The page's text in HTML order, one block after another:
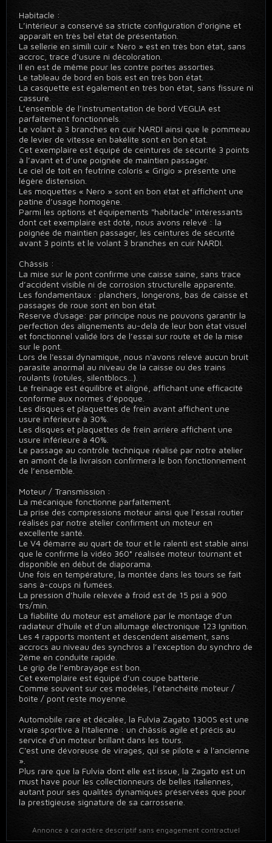
Habitacle :
L’intérieur a conservé sa stricte configuration d’origine et
apparaît en très bel état de présentation.
La sellerie en simili cuir « Nero » est en très bon état, sans
accroc, trace d’usure ni décoloration.
Il en est de même pour les contre portes assorties.
Le tableau de bord en bois est en très bon état.
La casquette est également en très bon état, sans fissure ni
cassure.
L’ensemble de l’instrumentation de bord VEGLIA est
parfaitement fonctionnels.
Le volant à 3 branches en cuir NARDI ainsi que le pommeau
de levier de vitesse en bakélite sont en bon état.
Cet exemplaire est équipé de ceintures de sécurité 3 points
à l’avant et d’une poignée de maintien passager.
Le ciel de toit en feutrine coloris « Grigio » présente une
légère distension.
Les moquettes « Nero » sont en bon état et affichent une
patine d’usage homogène.
Parmi les options et équipements "habitacle" intéressants
dont cet exemplaire est doté, nous avons relevé : la
poignée de maintien passager, les ceintures de sécurité
avant 3 points et le volant 3 branches en cuir NARDI.
Châssis :
La mise sur le pont confirme une caisse saine, sans trace
d’accident visible ni de corrosion structurelle apparente.
Les fondamentaux : planchers, longerons, bas de caisse et
passages de roue sont en bon état.
Réserve d'usage: par principe nous ne pouvons garantir la
perfection des alignements au-delà de leur bon état visuel
et fonctionnel validé lors de l’essai sur route et de la mise
sur le pont.
Lors de l'essai dynamique, nous n'avons relevé aucun bruit
parasite anormal au niveau de la caisse ou des trains
roulants (rotules, silentblocs...).
Le freinage est équilibré et aligné, affichant une efficacité
conforme aux normes d’époque.
Les disques et plaquettes de frein avant affichent une
usure inférieure à 30%.
Les disques et plaquettes de frein arrière affichent une
usure inférieure à 40%.
Le passage au contrôle technique réalisé par notre atelier
en amont de la livraison confirmera le bon fonctionnement
de l’ensemble.
Moteur / Transmission :
La mécanique fonctionne parfaitement.
La prise des compressions moteur ainsi que l’essai routier
réalisés par notre atelier confirment un moteur en
excellente santé.
Le V4 démarre au quart de tour et le ralenti est stable ainsi
que le confirme la vidéo 360° réalisée moteur tournant et
disponible en début de diaporama.
Une fois en température, la montée dans les tours se fait
sans à-coups ni fumées.
La pression d’huile relevée à froid est de 15 psi à 900
trs/min.
La fiabilité du moteur est amélioré par le montage d’un
radiateur d’huile et d’un allumage électronique 123 Ignition.
Les 4 rapports montent et descendent aisément, sans
accrocs au niveau des synchros a l’exception du synchro de
2éme en conduite rapide.
Le grip de l’embrayage est bon.
Cet exemplaire est équipé d’un coupe batterie.
Comme souvent sur ces modèles, l’étanchéité moteur /
boite / pont reste moyenne.
Automobile rare et décalée, la Fulvia Zagato 1300S est une
vraie sportive à l'italienne : un châssis agile et précis au
service d'un moteur brillant dans les tours.
C'est une dévoreuse de virages, qui se pilote « à l'ancienne
».
Plus rare que la Fulvia dont elle est issue, la Zagato est un
must have pour les collectionneurs de belles italiennes,
autant pour ses qualités dynamiques préservées que pour
la prestigieuse signature de sa carrosserie.
Annonce à caractère descriptif sans engagement contractuel